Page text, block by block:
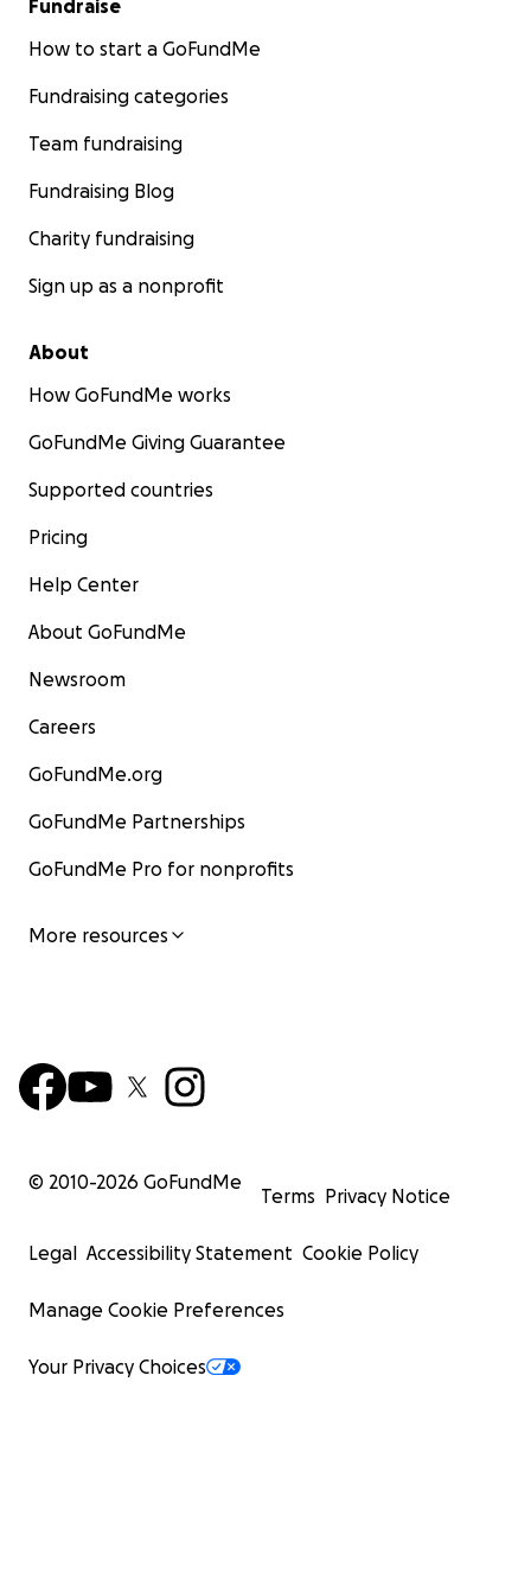
Fundraise
How to start a GoFundMe
Fundraising categories
Team fundraising
Fundraising Blog
Charity fundraising
Sign up as a nonprofit
About
How GoFundMe works
GoFundMe Giving Guarantee
Supported countries
Pricing
Help Center
About GoFundMe
Newsroom
Careers
GoFundMe.org
GoFundMe Partnerships
GoFundMe Pro for nonprofits
More resources
© 2010-2026 GoFundMe
Terms Privacy Notice
Legal Accessibility Statement Cookie Policy
Manage Cookie Preferences
Your Privacy Choices